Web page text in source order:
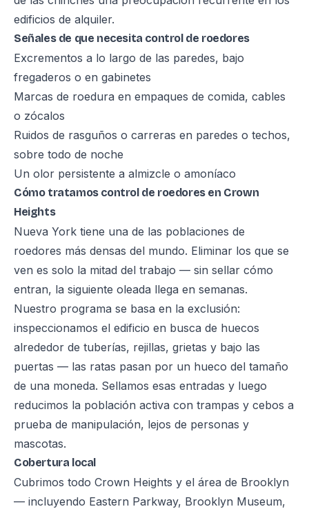
edificios de alquiler.
Señales de que necesita control de roedores
Excrementos a lo largo de las paredes, bajo
fregaderos o en gabinetes
Marcas de roedura en empaques de comida, cables
o zócalos
Ruidos de rasguños o carreras en paredes o techos,
sobre todo de noche
Un olor persistente a almizcle o amoníaco
Cómo tratamos control de roedores en Crown
Heights
Nueva York tiene una de las poblaciones de
roedores más densas del mundo. Eliminar los que se
ven es solo la mitad del trabajo — sin sellar cómo
entran, la siguiente oleada llega en semanas.
Nuestro programa se basa en la exclusión:
inspeccionamos el edificio en busca de huecos
alrededor de tuberías, rejillas, grietas y bajo las
puertas — las ratas pasan por un hueco del tamaño
de una moneda. Sellamos esas entradas y luego
reducimos la población activa con trampas y cebos a
prueba de manipulación, lejos de personas y
mascotas.
Cobertura local
Cubrimos todo Crown Heights y el área de Brooklyn
— incluyendo Eastern Parkway, Brooklyn Museum,